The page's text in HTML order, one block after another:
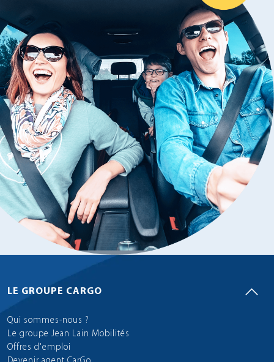
LE GROUPE CARGO
Qui sommes-nous ?
Le groupe Jean Lain Mobilités
Offres d'emploi